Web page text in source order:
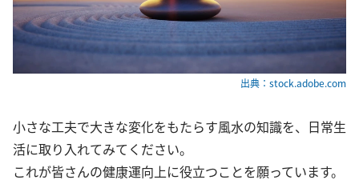
出典：stock.adobe.com
小さな工夫で大きな変化をもたらす風水の知識を、日常生
活に取り入れてみてください。
これが皆さんの健康運向上に役立つことを願っています。